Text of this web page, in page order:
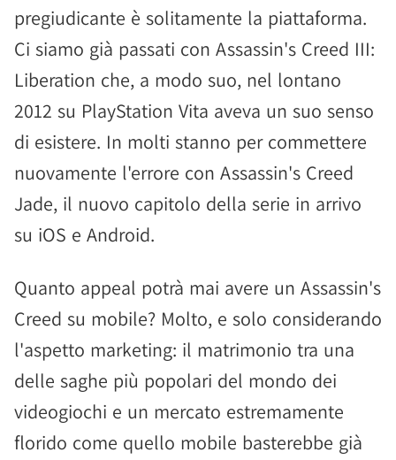
pregiudicante è solitamente la piattaforma.
Ci siamo già passati con Assassin's Creed III:
Liberation che, a modo suo, nel lontano
2012 su PlayStation Vita aveva un suo senso
di esistere. In molti stanno per commettere
nuovamente l'errore con Assassin's Creed
Jade, il nuovo capitolo della serie in arrivo
su iOS e Android.
Quanto appeal potrà mai avere un Assassin's
Creed su mobile? Molto, e solo considerando
l'aspetto marketing: il matrimonio tra una
delle saghe più popolari del mondo dei
videogiochi e un mercato estremamente
florido come quello mobile basterebbe già